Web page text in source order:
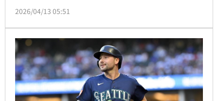
高至46場。
2026/04/13 05:51